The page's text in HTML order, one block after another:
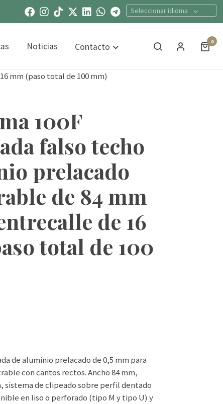
Seleccionar idioma
Noticias Contacto 0
mm (paso total de 100 mm)
100F
falso techo
prelacado
de 84 mm
de 16
total de 100
de aluminio prelacado de 0,5 mm para
con cantos rectos. Ancho 84 mm,
sistema de clipeado sobre perfil dentado
en liso o perforado (tipo M y tipo U) y